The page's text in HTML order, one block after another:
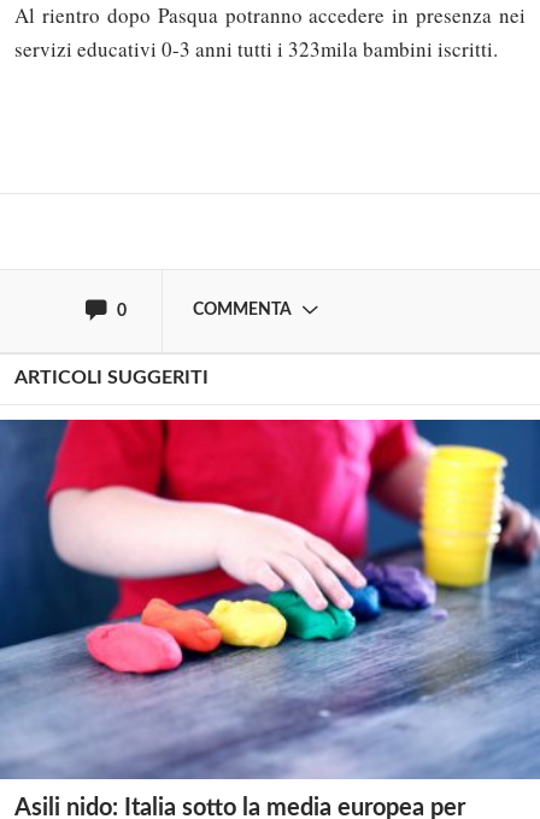
Al rientro dopo Pasqua potranno accedere in presenza nei
servizi educativi 0-3 anni tutti i 323mila bambini iscritti.
0 COMMENTA
Solo gli utenti registrati possono
ARTICOLI SUGGERITI
Asili nido: Italia sotto la media europea per